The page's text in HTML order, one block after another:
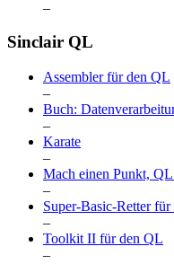
–
Sinclair QL
Assembler für den QL
–
Buch:
–
Karate
–
Mach einen Punkt,
–
Super-Basic-Retter
–
Toolkit II für den QL
–